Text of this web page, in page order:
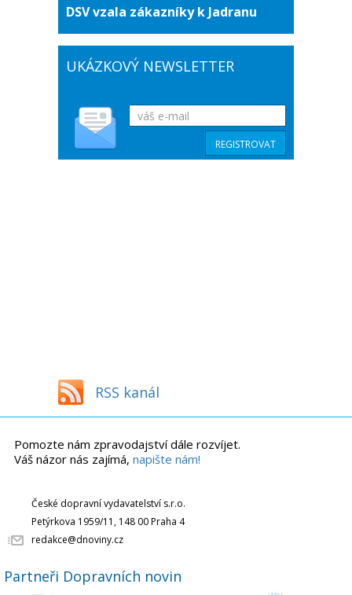
DSV vzala zákazníky k Jadranu
UKÁZKOVÝ NEWSLETTER
RSS kanál
Pomozte nám zpravodajství dále rozvíjet.
Váš názor nás zajímá, napište nám!
České dopravní vydavatelství s.r.o.
Petýrkova 1959/11, 148 00 Praha 4
redakce@dnoviny.cz
Partneři Dopravních novin